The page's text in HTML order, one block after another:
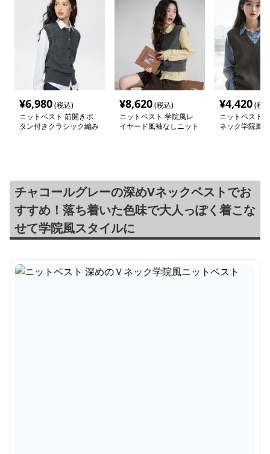
¥6,980(税込)
ニットベスト 前開きボ
タン付きクラシック編み
¥8,620(税込)
ニットベスト 学院風レ
イヤード風袖なしニット
¥4,420(税
ニットベスト
ネック学院風
チャコールグレーの深めVネックベストでお
すすめ！落ち着いた色味で大人っぽく着こな
せて学院風スタイルに